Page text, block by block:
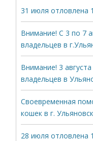
31 июля отловлена
Внимание! С 3 по 7
владельцев в
Внимание! 3
владельцев в
Своевременная
кошек в г.
28 июля отловлена